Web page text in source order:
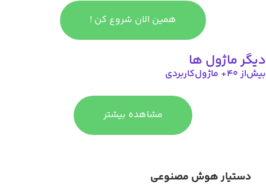
همین الان شروع کن !
دیگر ماژول ها
بیش‌از ۴۰+ ماژول‌کاربردی
مشاهده بیشتر
دستیار هوش مصنوعی